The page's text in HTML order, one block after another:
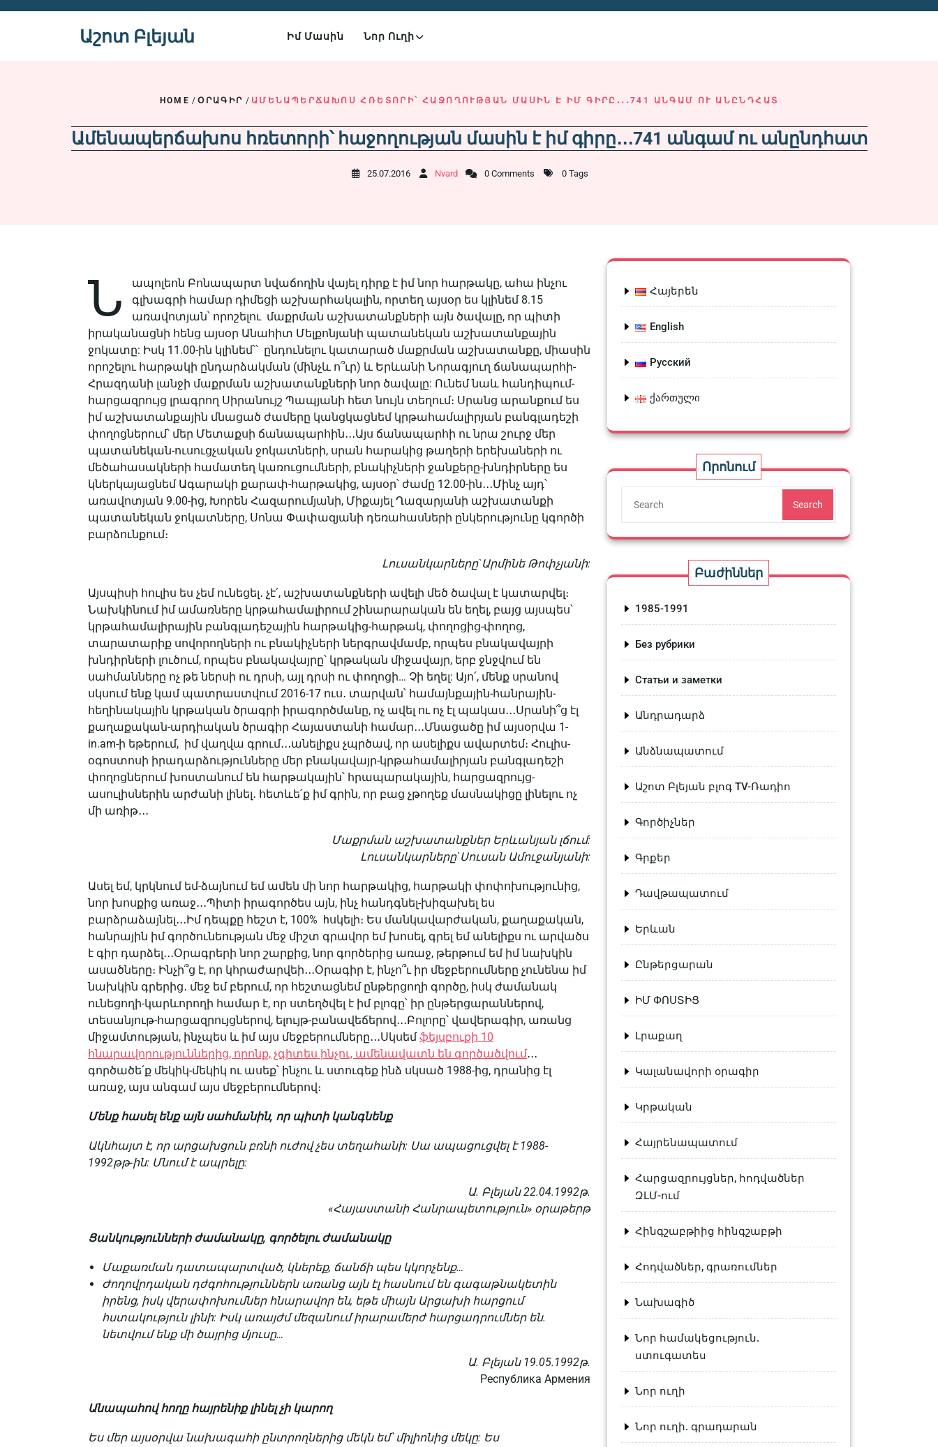
Աշոտ Բլեյան Իմ Մասին Նոր Ուղի
HOME /ՕՐԱԳԻՐ / ԱՄԵՆԱՊԵՐՃԱԽՈՍ ՀՌԵՏՈՐԻ՝ ՀԱՋՈՂՈՒԹՅԱՆ ՄԱՍԻՆ Է ԻՄ ԳԻՐԸ․․․741 ԱՆԳԱՄ ՈՒ ԱՆԸՆԴՀԱՏ
Ամենապերճախոս հռետորի՝ հաջողության մասին է իմ գիրը․․․741 անգամ ու անընդհատ
25.07.2016 Nvard 0 Comments 0 Tags
Ն
ապոլեոն Բոնապարտ նվաճողին վայել դիրք է իմ նոր հարթակը, ահա ինչու
գլխագրի համար դիմեցի աշխարհակալին, որտեղ այսօր ես կլինեմ 8.15
առավոտյան՝ որոշելու մաքրման աշխատանքների այն ծավալը, որ պիտի
իրականացնի հենց այսօր Անահիտ Մելքոնյանի պատանեկան աշխատանքային
ջոկատը: Իսկ 11.00-ին կլինեմ՝՝ ընդունելու կատարած մաքրման աշխատանքը, միասին
որոշելու հարթակի ընդարձակման (մինչև ո՞ւր) և Երևանի Նորագյուղ ճանապարհի-
Հրազդանի լանջի մաքրման աշխատանքների նոր ծավալը: Ունեմ նաև հանդիպում-
հարցազրույց լրագրող Սիրանույշ Պապյանի հետ նույն տեղում։ Սրանց արանքում ես
իմ աշխատանքային մնացած ժամերը կանցկացնեմ կրթահամալիրյան բանգլադեշի
փողոցներում՝ մեր Մետաքսի ճանապարհին․․․Այս ճանապարհի ու նրա շուրջ մեր
պատանեկան-ուսուցչական ջոկատների, սրան հարակից թաղերի երեխաների ու
մեծահասակների համատեղ կառուցումների, բնակիչների ջանքերը-խնդիրները ես
կներկայացնեմ Ագարակի քարափ-հարթակից, այսօր՝ ժամը 12.00-ին․․․Մինչ այդ՝
առավոտյան 9.00-ից, Խորեն Հազարումյանի, Միքայել Ղազարյանի աշխատանքի
պատանեկան ջոկատները, Սոնա Փափազյանի դեռահասների ընկերությունը կգործի
բարձունքում։
Լուսանկարները`Արմինե Թոփչյանի:
Այսպիսի հուլիս ես չեմ ունեցել․ չէ՛, աշխատանքների ավելի մեծ ծավալ է կատարվել։
Նախկինում իմ ամառները կրթահամալիրում շինարարական են եղել, բայց այսպես՝
կրթահամալիրային բանգլադեշային հարթակից-հարթակ, փողոցից-փողոց,
տարատարիք սովորողների ու բնակիչների ներգրավմամբ, որպես բնակավայրի
խնդիրների լուծում, որպես բնակավայրը՝ կրթական միջավայր, երբ ջնջվում են
սահմանները ոչ թե ներսի ու դրսի, այլ դրսի ու փողոցի… Չի եղել: Այո՛, մենք սրանով
սկսում ենք կամ պատրաստվում 2016-17 ուս․ տարվան՝ համայնքային-հանրային-
հեղինակային կրթական ծրագրի իրագործմանը, ոչ ավել ու ոչ էլ պակաս․․․Սրանի՞ց էլ
քաղաքական-արդիական ծրագիր Հայաստանի համար․․․Մնացածը իմ այսօրվա 1-
in.am-ի եթերում, իմ վաղվա գրում․․․անելիքս չպրծավ, որ ասելիքս ավարտեմ։ Հուլիս-
օգոստոսի իրադարձությունները մեր բնակավայր-կրթահամալիրյան բանգլադեշի
փողոցներում խոստանում են հարթակային՝ հրապարակային, հարցազրույց-
ասուլիսներին արժանի լինել․ հետևե՛ք իմ գրին, որ բաց չթողեք մասնակիցը լինելու ոչ
մի առիթ․․․
Մաքրման աշխատանքներ Երևանյան լճում:
Լուսանկարները`Սուսան Ամուջանյանի:
Ասել եմ, կրկնում եմ-ձայնում եմ ամեն մի նոր հարթակից, հարթակի փոփոխությունից,
նոր խոսքից առաջ․․․Պիտի իրագործես այն, ինչ հանդգնել-խիզախել ես
բարձրաձայնել․․․Իմ դեպքը հեշտ է, 100% hսկելի։ Ես մանկավարժական, քաղաքական,
հանրային իմ գործունեության մեջ միշտ գրավոր եմ խոսել, գրել եմ անելիքս ու արվածս
է գիր դարձել․․․Օրագրերի նոր շարքից, նոր գործերից առաջ, թերթում եմ իմ նախկին
ասածները։ Ինչի՞ց է, որ կհրաժարվեի․․․Օրագիր է, ինչո՞ւ իր մեջբերումները չունենա իմ
նախկին գրերից․ մեջ եմ բերում, որ հեշտացնեմ ընթերցողի գործը, իսկ ժամանակ
ունեցողի-կարևորողի համար է, որ ստեղծվել է իմ բլոգը՝ իր ընթերցարաններով,
տեսանյութ-հարցազրույցներով, ելույթ-բանավեճերով․․․Բոլորը՝ վավերագիր, առանց
միջամտության, ինչպես և իմ այս մեջբերումները․․․Սկսեմֆեյսբուքի 10
հնարավորություններից, որոնք, չգիտես ինչու, ամենավատն են գործածվում․․․
գործածե՛ք մեկիկ-մեկիկ ու ասեք՝ ինչու և ստուգեք ինձ սկսած 1988-ից, դրանից էլ
առաջ, այս անգամ այս մեջբերումներով։
Մենք հասել ենք այն սահմանին, որ պիտի կանգնենք
Ակնհայտ է, որ արցախցուն բռնի ուժով չես տեղահանի: Սա ապացուցվել է 1988-
1992թթ-ին: Մնում է ապրելը:
Ա. Բլեյան 22.04.1992թ.
«Հայաստանի Հանրապետություն» օրաթերթ
Ցանկությունների ժամանակը, գործելու ժամանակը
Մաքառման դատապարտված, կներեք, ճանճի պես կկորչենք…
Ժողովրդական դժգոհություններն առանց այն էլ հասնում են գագաթնակետին
իրենց, իսկ վերափոխումներ հնարավոր են, եթե միայն Արցախի հարցում
հստակություն լինի: Իսկ առայժմ մեզանում իրարամերժ հարցադրումներ են.
նետվում ենք մի ծայրից մյուսը…
Ա. Բլեյան 19.05.1992թ.
Республика Армения
Անապահով հողը հայրենիք լինել չի կարող
Ես մեր այսօրվա նախագահի ընտրողներից մեկն եմ՝ միլիոնից մեկը: Ես
Հայերեն
English
Русский
ქართული
Որոնում
Search
Բաժիններ
1985-1991
Без рубрики
Статьи и заметки
Անդրադարձ
Անձնապատում
Աշոտ Բլեյան բլոգ TV-Ռադիո
Գործիչներ
Գրքեր
Դավթապատում
Երևան
Ընթերցարան
ԻՄ ՓՈՍՏԻՑ
Լրաքաղ
Կալանավորի օրագիր
Կրթական
Հայրենապատում
Հարցազրույցներ, հոդվածներ
ԶԼՄ-ում
Հինգշաբթիից հինգշաբթի
Հոդվածներ, գրառումներ
Նախագիծ
Նոր համակեցություն.
ստուգատես
Նոր ուղի
Նոր ուղի. գրադարան